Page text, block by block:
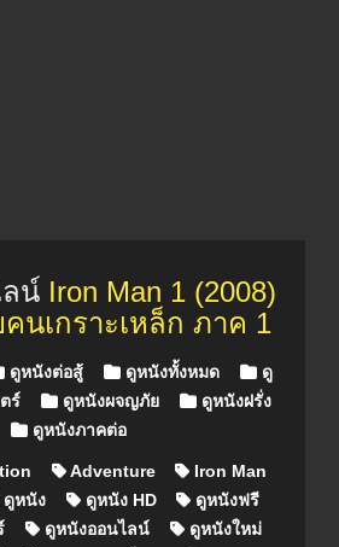
น์ Iron Man 1 (2008)
นเกราะเหล็ก ภาค 1
ดูหนังต่อสู้ ดูหนังทั้งหมด
ดู
ร์
ดูหนังผจญภัย
ดูหนังฝรั่ง
ดูหนังภาคต่อ
Adventure
Iron Man
หนัง ดูหนัง HD
ดูหนังฟรี
ดูหนังออนไลน์
ดูหนังใหม่